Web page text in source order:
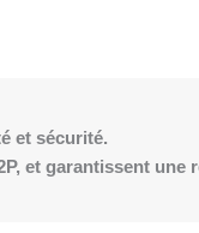
et sécurité.
et garantissent une